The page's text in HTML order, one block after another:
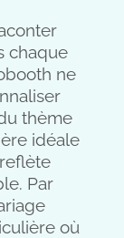
chaque
ne
thème
idéale
Par
où